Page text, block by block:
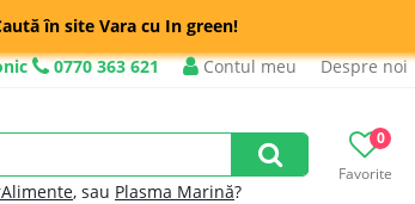
în site Vara cu In green!
0770 363 621 Contul meu Despre noi
Favorite
0
, sau Plasma Marină?